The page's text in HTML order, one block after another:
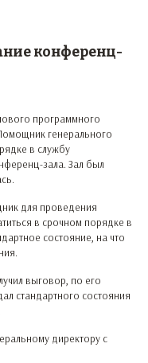
конференц-
программного
генерального
в службу
зала. Зал был
для проведения
в срочном порядке в
состояние, на что
выговор, по его
стандартного состояния
директору с